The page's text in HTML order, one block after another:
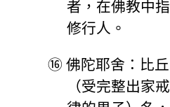
者，在佛教中指
修行人。
⑯ 佛陀耶舍：比丘
（受完整出家戒